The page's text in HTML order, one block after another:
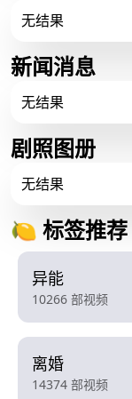
无结果
新闻消息
无结果
剧照图册
无结果
🍋 标签推荐
异能
10266 部视频
离婚
14374 部视频